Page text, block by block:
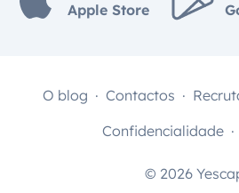
Apple Store
© 2026
O blog Contactos
Confidencialidade